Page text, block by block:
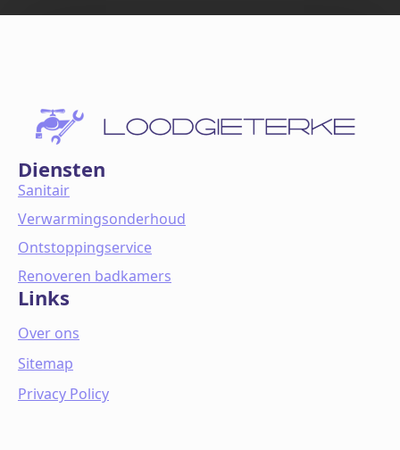
Diensten
Sanitair
Verwarmingsonderhoud
Ontstoppingservice
Renoveren badkamers
Links
Over ons
Sitemap
Privacy Policy